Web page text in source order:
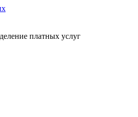
платных услуг